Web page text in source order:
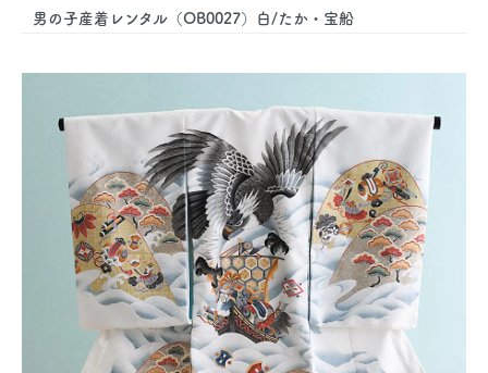
男の子産着レンタル（OB0027）白/たか・宝船